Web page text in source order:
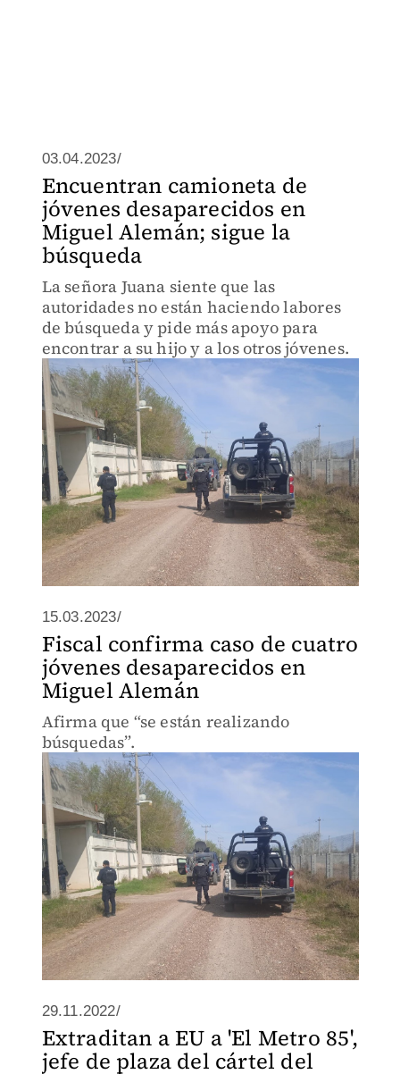
03.04.2023/
Encuentran camioneta de
jóvenes desaparecidos en
Miguel Alemán; sigue la
búsqueda
La señora Juana siente que las
autoridades no están haciendo labores
de búsqueda y pide más apoyo para
encontrar a su hijo y a los otros jóvenes.
15.03.2023/
Fiscal confirma caso de cuatro
jóvenes desaparecidos en
Miguel Alemán
Afirma que “se están realizando
búsquedas”.
29.11.2022/
Extraditan a EU a 'El Metro 85',
jefe de plaza del cártel del